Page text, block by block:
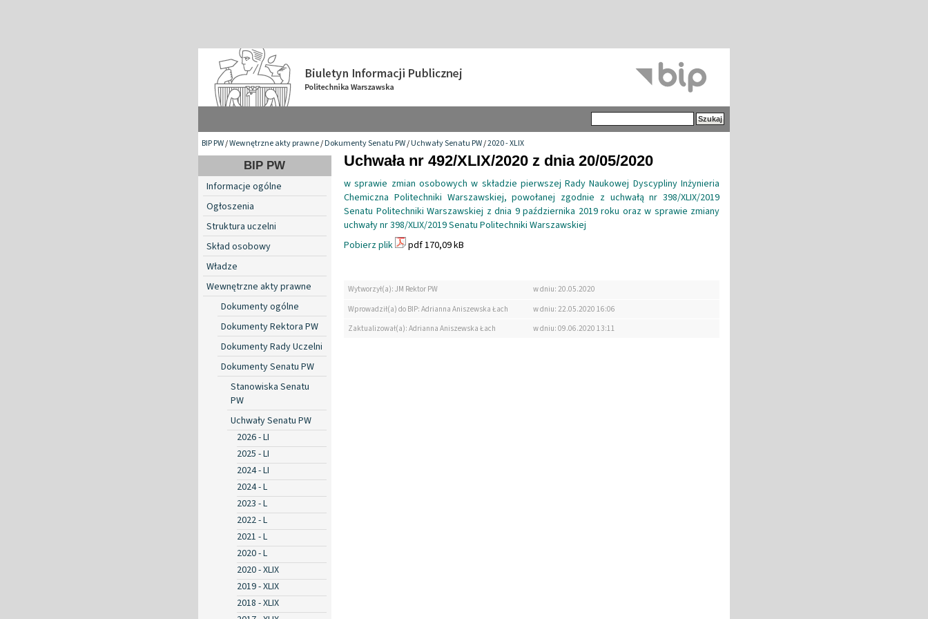
BIP PW/Wewnętrzne akty prawne/Dokumenty Senatu PW/Uchwały Senatu PW/2020 - XLIX
BIP PW
Informacje ogólne
Ogłoszenia
Struktura uczelni
Skład osobowy
Władze
Wewnętrzne akty prawne
Dokumenty ogólne
Dokumenty Rektora PW
Dokumenty Rady Uczelni
Dokumenty Senatu PW
Stanowiska Senatu
PW
Uchwały Senatu PW
2026 - LI
2025 - LI
2024 - LI
2024 - L
2023 - L
2022 - L
2021 - L
2020 - L
2020 - XLIX
2019 - XLIX
2018 - XLIX
Uchwała nr 492/XLIX/2020 z dnia 20/05/2020
w sprawie zmian osobowych w składzie pierwszej Rady Naukowej Dyscypliny Inżynieria
Chemiczna Politechniki Warszawskiej, powołanej zgodnie z uchwałą nr 398/XLIX/2019
Senatu Politechniki Warszawskiej z dnia 9 października 2019 roku oraz w sprawie zmiany
uchwały nr 398/XLIX/2019 Senatu Politechniki Warszawskiej
Pobierz plik
pdf 170,09 kB
Wytworzył(a): JM Rektor PW
w dniu: 20.05.2020
Wprowadził(a) do BIP: Adrianna Aniszewska Łach
w dniu: 22.05.2020 16:06
Zaktualizował(a): Adrianna Aniszewska Łach
w dniu: 09.06.2020 13:11